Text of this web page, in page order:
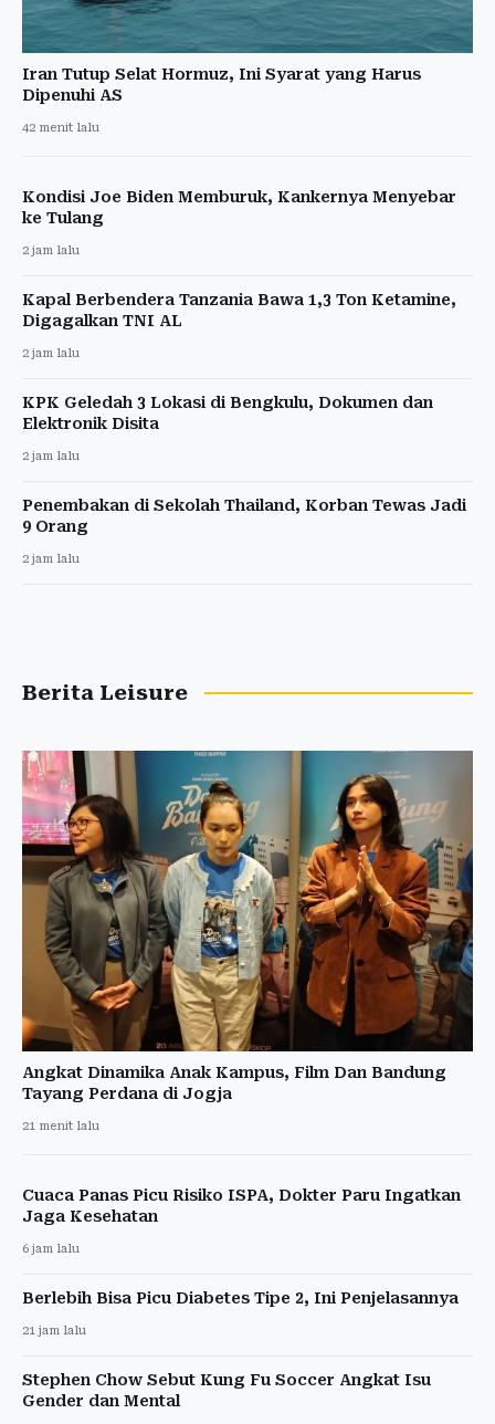
Iran Tutup Selat Hormuz, Ini Syarat yang Harus
Dipenuhi AS
42 menit lalu
Kondisi Joe Biden Memburuk, Kankernya Menyebar
ke Tulang
2 jam lalu
Kapal Berbendera Tanzania Bawa 1,3 Ton Ketamine,
Digagalkan TNI AL
2 jam lalu
KPK Geledah 3 Lokasi di Bengkulu, Dokumen dan
Elektronik Disita
2 jam lalu
Penembakan di Sekolah Thailand, Korban Tewas Jadi
9 Orang
2 jam lalu
Berita Leisure
Angkat Dinamika Anak Kampus, Film Dan Bandung
Tayang Perdana di Jogja
21 menit lalu
Cuaca Panas Picu Risiko ISPA, Dokter Paru Ingatkan
Jaga Kesehatan
6 jam lalu
Berlebih Bisa Picu Diabetes Tipe 2, Ini Penjelasannya
21 jam lalu
Stephen Chow Sebut Kung Fu Soccer Angkat Isu
Gender dan Mental